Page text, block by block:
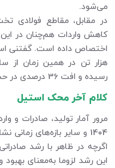
می‌شود.
در مقابل، مقاطع فولادی
کاهش واردات هم‌چنان در
رسیده و افت 36 درصدی در حجم را تجربه کرده است.
کلام آخر محک استیل
مرور آمار تولید، صادرات و
1404 و سایر بازه‌های
اگرچه در ظاهر با رشد
این رشد لزوما به‌معنای